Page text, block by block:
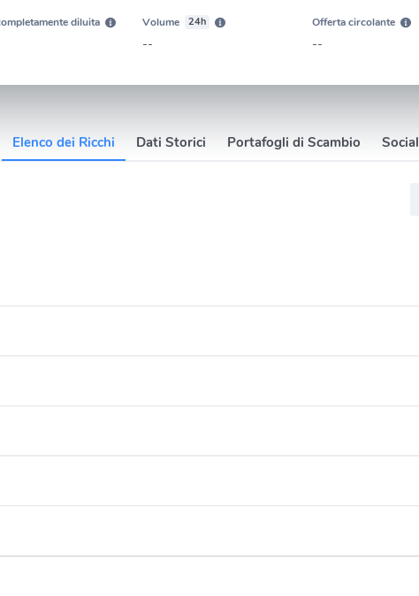
diluita Volume 24h
--
Offerta circolante
--
Elenco dei Ricchi Dati Storici Portafogli di Scambio Social